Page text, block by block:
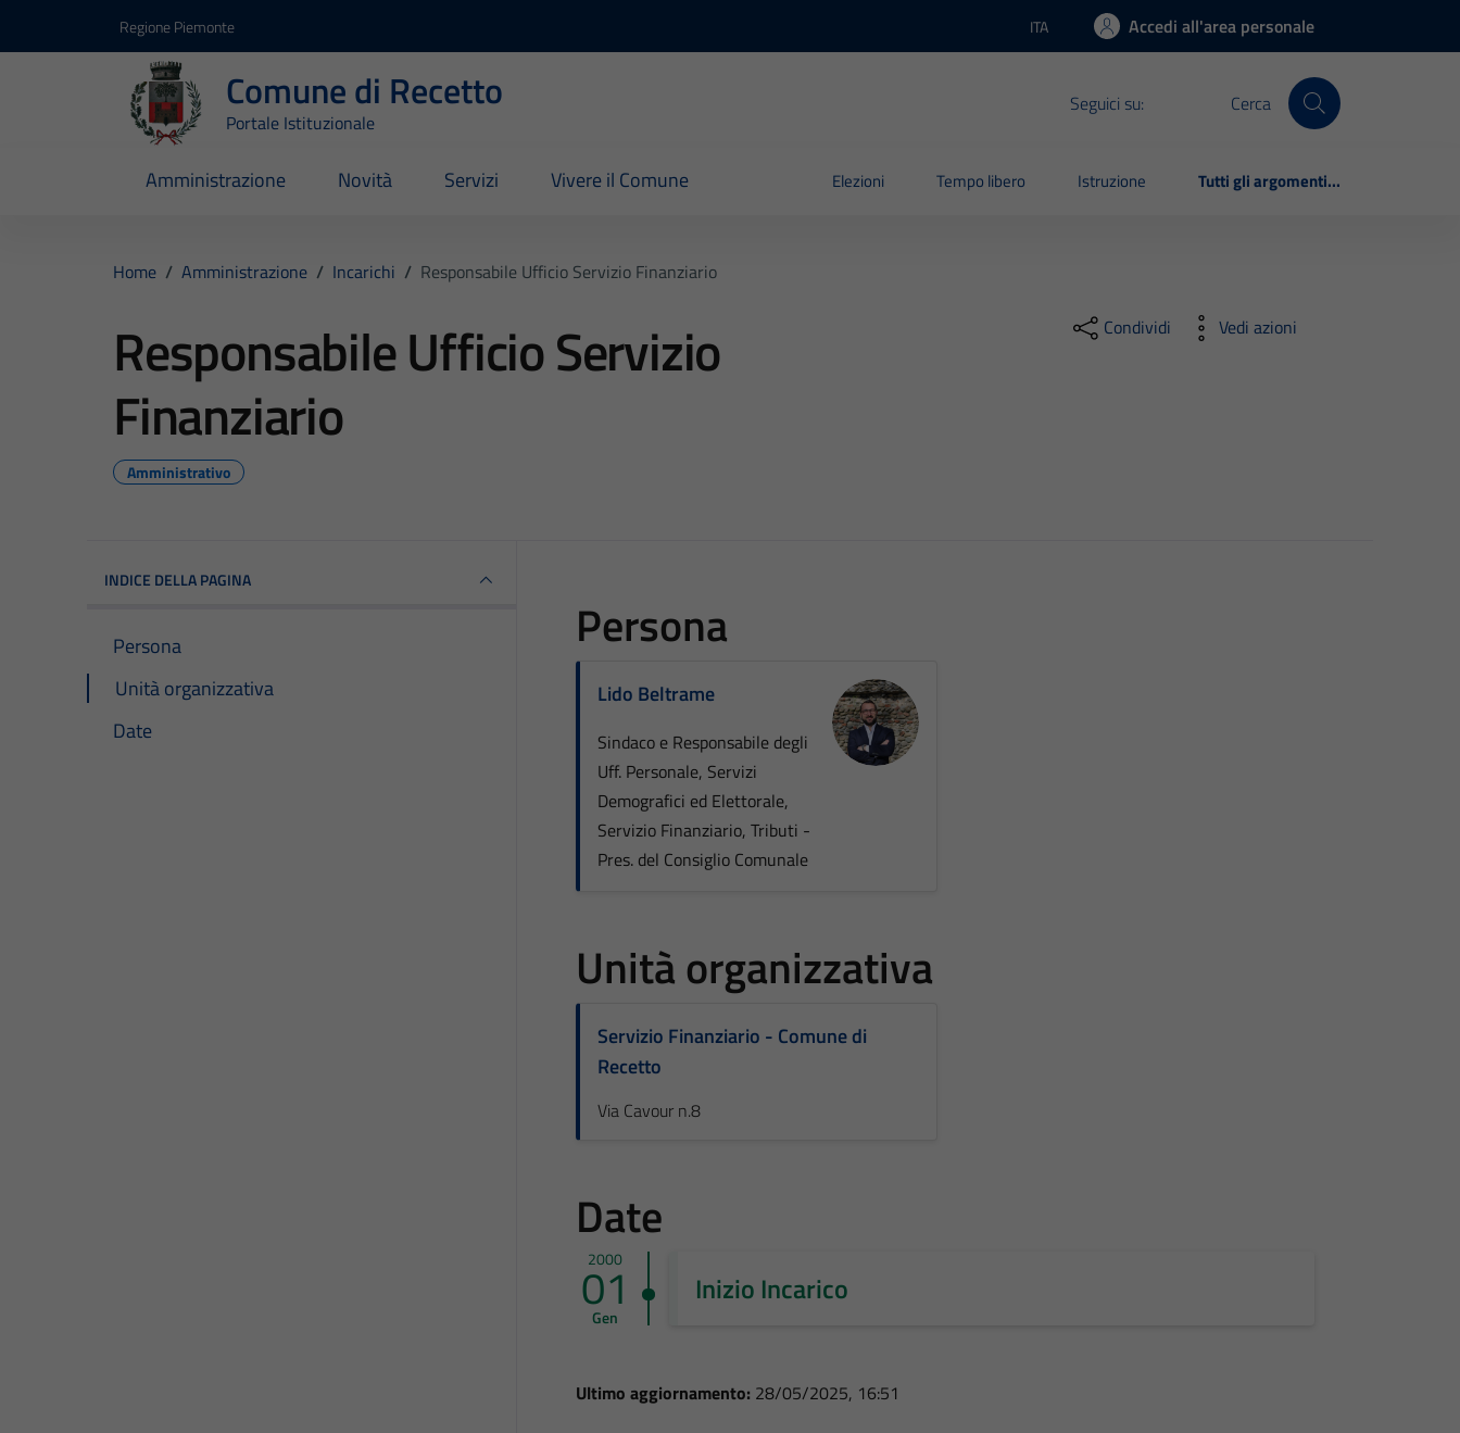
Regione Piemonte Lingua attiva:
ITA Accedi all'area personale
Comune di Recetto
Portale Istituzionale
Seguici su: Cerca
Amministrazione Novità Servizi Vivere il Comune Elezioni Tempo libero Istruzione Tutti gli argomenti...
Home / Amministrazione / Incarichi / Responsabile Ufficio Servizio Finanziario
Responsabile Ufficio Servizio
Finanziario
Amministrativo
Condividi Vedi azioni
INDICE DELLA PAGINA
Persona
Unità organizzativa
Date
Persona
Lido Beltrame
Sindaco e Responsabile degli
Uff. Personale, Servizi
Demografici ed Elettorale,
Servizio Finanziario, Tributi -
Pres. del Consiglio Comunale
Unità organizzativa
Servizio Finanziario - Comune di
Recetto
Via Cavour n.8
Date
2000
01
Gen
Inizio Incarico
Ultimo aggiornamento: 28/05/2025, 16:51